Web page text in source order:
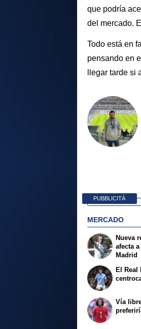
que podría
del mercado.
Todo está en
pensando en
llegar tarde
PUBBLICITÀ
MERCADO
Nueva
afecta
Madrid
El Real
Vía